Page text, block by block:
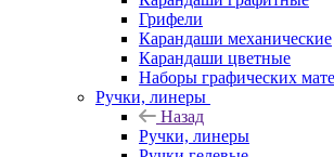
Грифели
Карандаши механические
Карандаши цветные
Наборы графических
Ручки, линеры
Назад
Ручки, линеры